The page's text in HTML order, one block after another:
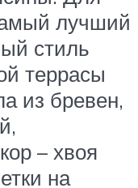
лучший
стиль
террасы
из бревен,
– хвоя
на